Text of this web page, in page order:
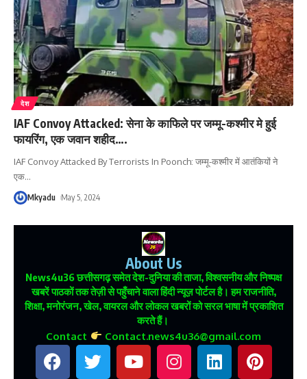
देश
IAF Convoy Attacked: सेना के काफिले पर जम्मू-कश्मीर मे हुई
फायरिंग, एक जवान शहीद….
IAF Convoy Attacked By Terrorists In Poonch: जम्मू-कश्मीर में आतंकियों ने
एक…
Mkyadu May 5, 2024
About Us
News4u36छत्तीसगढ़ समेत देश-दुनिया की ताजा, विश्वसनीय और निष्पक्ष
खबरें पाठकों तक तेज़ी से पहुँचाने वाला हिंदी न्यूज़ पोर्टल है। हम राजनीति,
शिक्षा, मनोरंजन, खेल, वायरल और लोकल खबरों को सरल भाषा में प्रकाशित
करते हैं।
Contact Contact.news4u36@gmail.com